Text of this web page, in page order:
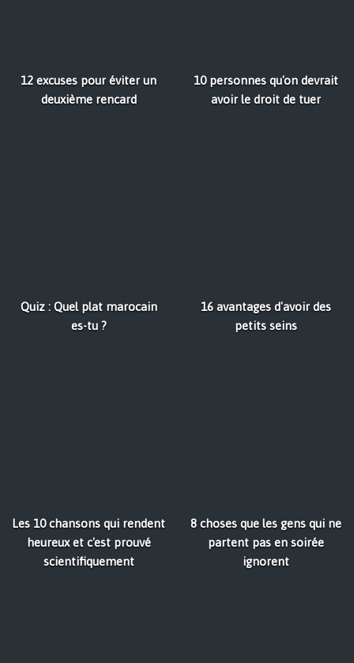
12 excuses pour éviter un
deuxième rencard
10 personnes qu'on devrait
avoir le droit de tuer
Quiz : Quel plat marocain
es-tu ?
16 avantages d'avoir des
petits seins
Les 10 chansons qui rendent
heureux et c'est prouvé
scientifiquement
8 choses que les gens qui ne
partent pas en soirée
ignorent